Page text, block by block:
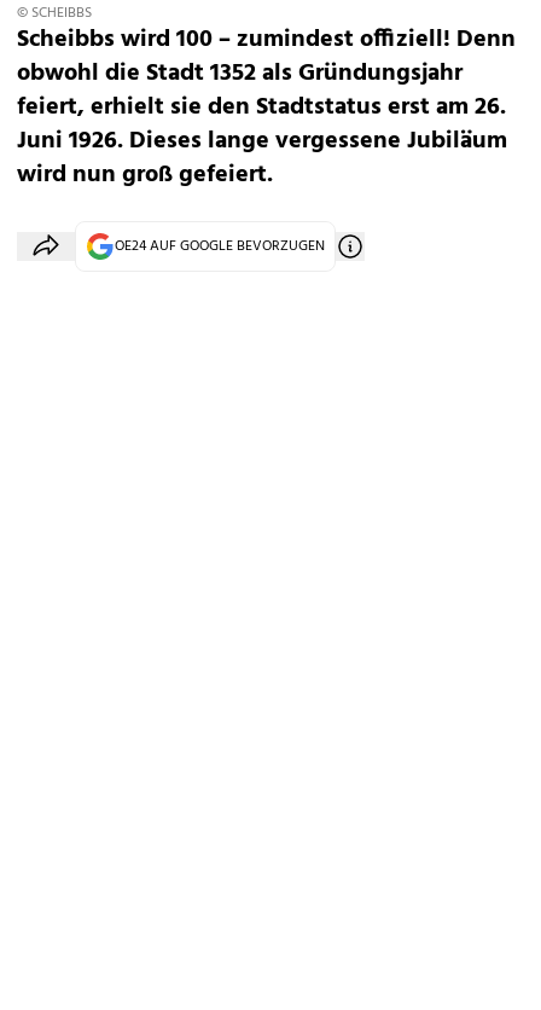
© SCHEIBBS
Scheibbs wird 100 – zumindest offiziell! Denn
obwohl die Stadt 1352 als Gründungsjahr
feiert, erhielt sie den Stadtstatus erst am 26.
Juni 1926. Dieses lange vergessene Jubiläum
wird nun groß gefeiert.
OE24 AUF GOOGLE BEVORZUGEN